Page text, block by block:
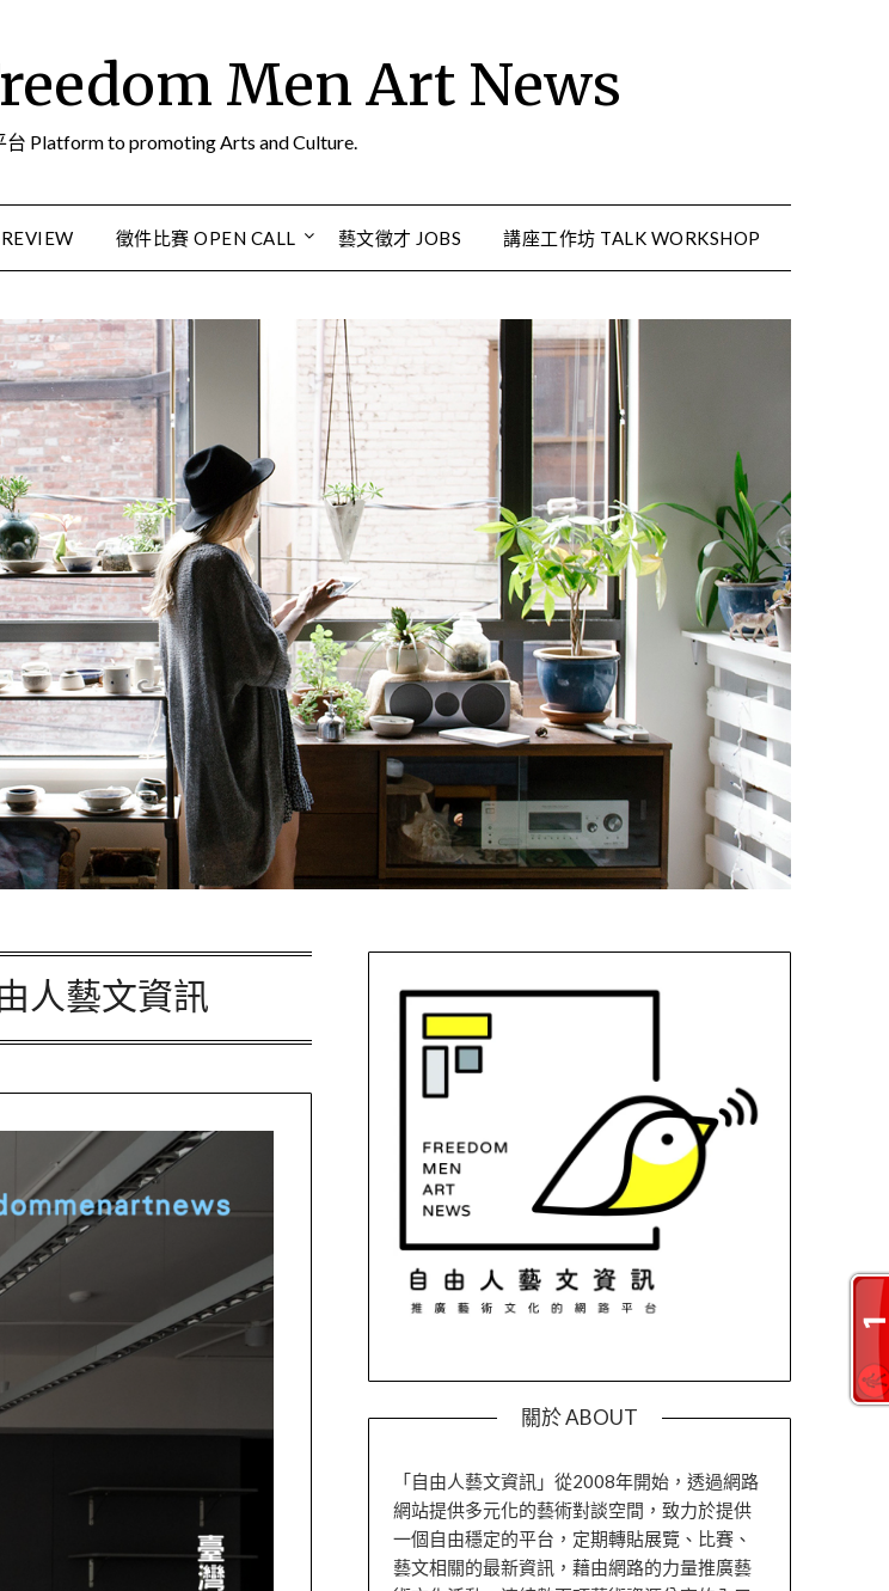
Men Art News
Platform to promoting Arts and Culture.
徵件比賽 OPEN CALL 藝文徵才 JOBS 講座工作坊 TALK WORKSHOP
人藝文資訊
關於 ABOUT
「自由人藝文資訊」從2008年開始，透過網路
網站提供多元化的藝術對談空間，致力於提供
一個自由穩定的平台，定期轉貼展覽、比賽、
藝文相關的最新資訊，藉由網路的力量推廣藝